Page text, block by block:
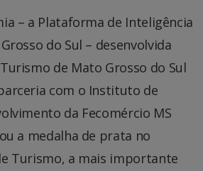
– a Plataforma de Inteligência
do Sul – desenvolvida
de Mato Grosso do Sul
com o Instituto de
da Fecomércio MS
a medalha de prata no
Turismo, a mais importante